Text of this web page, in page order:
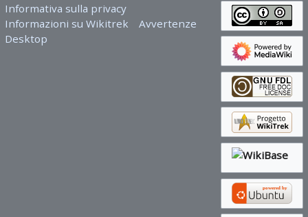
Informativa sulla privacy
Informazioni su Wikitrek
Avvertenze
Desktop